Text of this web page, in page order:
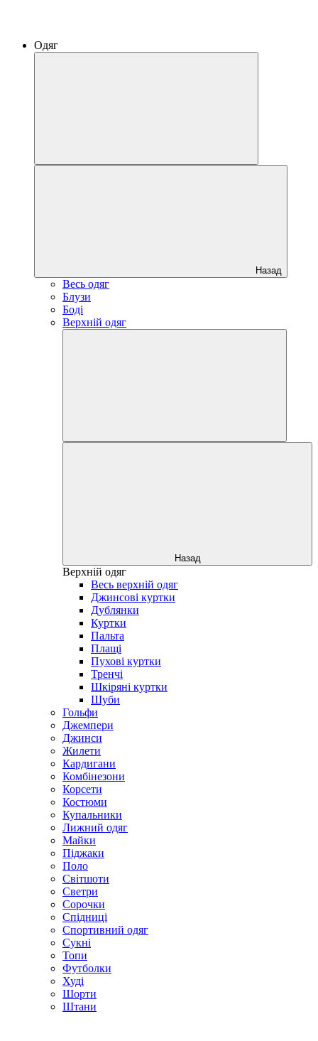
Одяг
Назад
Весь одяг
Блузи
Боді
Верхній одяг
Назад
Верхній одяг
Весь верхній одяг
Джинсові куртки
Дублянки
Куртки
Пальта
Плащі
Пухові куртки
Тренчі
Шкіряні куртки
Шуби
Гольфи
Джемпери
Джинси
Жилети
Кардигани
Комбінезони
Корсети
Костюми
Купальники
Лижний одяг
Майки
Піджаки
Поло
Світшоти
Светри
Сорочки
Спідниці
Спортивний одяг
Сукні
Топи
Футболки
Худі
Шорти
Штани